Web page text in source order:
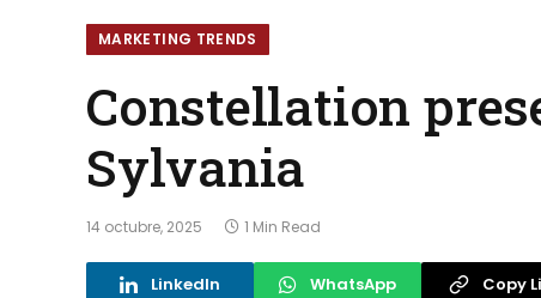
MARKETING TRENDS
Constellation
Sylvania
14 octubre, 2025 1 Min Read
LinkedIn WhatsApp Copy